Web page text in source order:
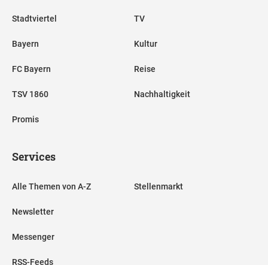
Stadtviertel
Bayern
FC Bayern
TSV 1860
Promis
TV
Kultur
Reise
Nachhaltigkeit
Services
Alle Themen von A-Z
Newsletter
Messenger
RSS-Feeds
Stellenmarkt